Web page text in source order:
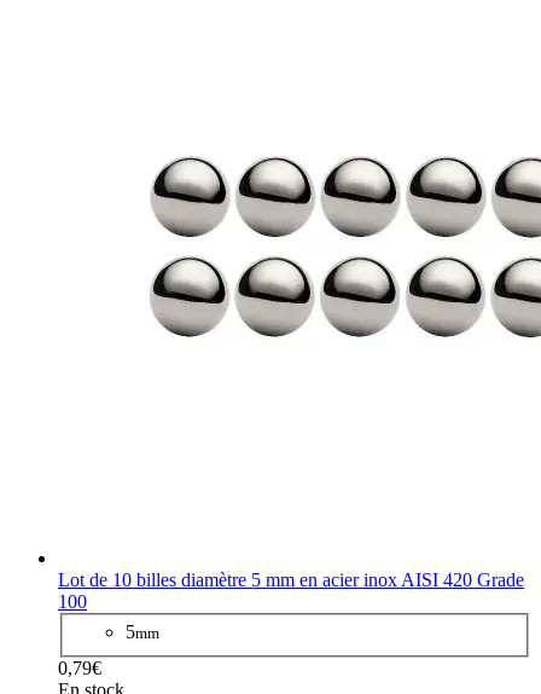
Lot de 10 billes diamètre 5 mm en acier inox AISI 420 Grade
100
5mm
0,79€